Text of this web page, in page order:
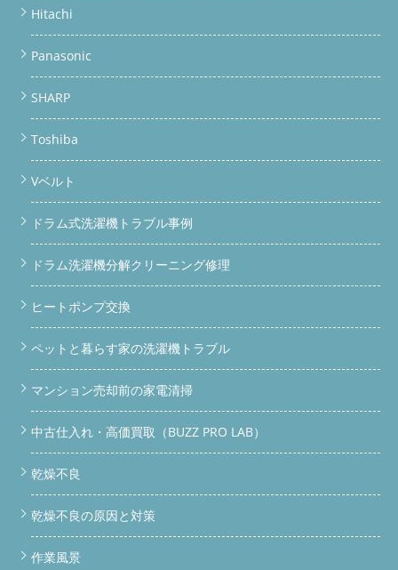
Hitachi
Panasonic
SHARP
Toshiba
Vベルト
ドラム式洗濯機トラブル事例
ドラム洗濯機分解クリーニング修理
ヒートポンプ交換
ペットと暮らす家の洗濯機トラブル
マンション売却前の家電清掃
中古仕入れ・高価買取（BUZZ PRO LAB）
乾燥不良
乾燥不良の原因と対策
作業風景